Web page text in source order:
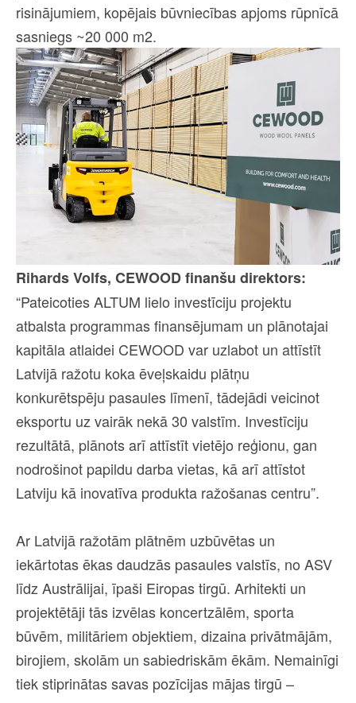
risinājumiem, kopējais būvniecības apjoms rūpnīcā
sasniegs ~20 000 m2.
Rihards Volfs, CEWOOD finanšu direktors:
“Pateicoties ALTUM lielo investīciju projektu
atbalsta programmas finansējumam un plānotajai
kapitāla atlaidei CEWOOD var uzlabot un attīstīt
Latvijā ražotu koka ēveļskaidu plātņu
konkurētspēju pasaules līmenī, tādejādi veicinot
eksportu uz vairāk nekā 30 valstīm. Investīciju
rezultātā, plānots arī attīstīt vietējo reģionu, gan
nodrošinot papildu darba vietas, kā arī attīstot
Latviju kā inovatīva produkta ražošanas centru”.
Ar Latvijā ražotām plātnēm uzbūvētas un
iekārtotas ēkas daudzās pasaules valstīs, no ASV
līdz Austrālijai, īpaši Eiropas tirgū. Arhitekti un
projektētāji tās izvēlas koncertzālēm, sporta
būvēm, militāriem objektiem, dizaina privātmājām,
birojiem, skolām un sabiedriskām ēkām. Nemainīgi
tiek stiprinātas savas pozīcijas mājas tirgū –